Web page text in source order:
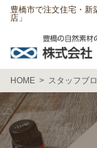
豊橋市で注文住宅・新
店」
HOME スタッフブ